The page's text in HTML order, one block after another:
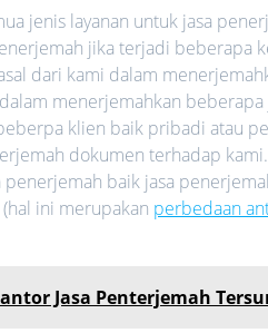
jenis layanan untuk jasa
jika terjadi beberapa
dari kami dalam
menerjemahkan
klien baik pribadi atau
dokumen terhadap
penerjemah baik jasa
ini merupakan perbedaan
Jasa Penterjemah